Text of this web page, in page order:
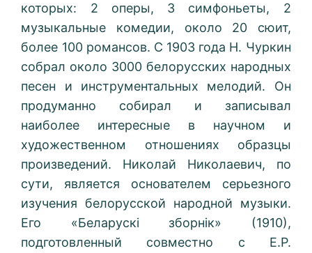
которых: 2 оперы, 3 симфоньеты, 2
музыкальные комедии, около 20 сюит,
более 100 романсов. С 1903 года Н. Чуркин
собрал около 3000 белорусских народных
песен и инструментальных мелодий. Он
продуманно собирал и записывал
наиболее интересные в научном и
художественном отношениях образцы
произведений. Николай Николаевич, по
сути, является основателем серьезного
изучения белорусской народной музыки.
Его «Беларускі зборнік» (1910),
подготовленный совместно с Е.Р.